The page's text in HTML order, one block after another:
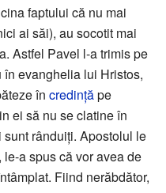
faptului că nu mai
ai săi), au socotit mai
Astfel Pavel l-a trimis pe
evanghelia lui Hristos,
în credinţăpe
ei să nu se clatine în
rânduiţi. Apostolul le
a spus că vor avea de
Fiind nerăbdător,